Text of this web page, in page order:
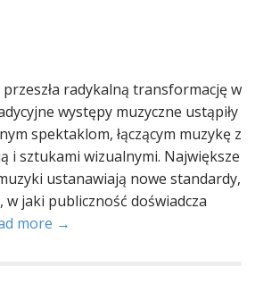
radykalną transformację w
występy muzyczne ustąpiły
spektaklom, łączącym muzykę z
i sztukami wizualnymi. Największe
ustanawiają nowe standardy,
jaki publiczność doświadcza
more →